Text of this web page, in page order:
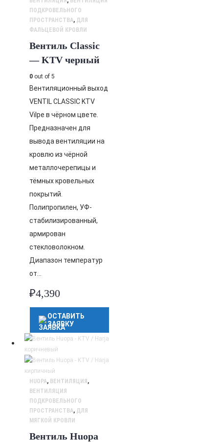
ПОДКРОВЕЛЬНОГО
ПРОСТРАНСТВА, ДЛЯ
ФАЛЬЦЕВОЙ КРОВЛИ
Вентиль Classic
— KTV черный
0 out of 5
Вентиляционный выход
VENTIL CLASSIC KTV
Vilpe в чёрном цвете.
Предназначен для
вывода вентиляции на
кровлю из чёрной
металлочерепицы и
тёмных кровельных
покрытий.
Полипропилен, УФ-
стабилизированный,
армирован
стекловолокном.
Диапазон температур
от…
₽4,390
ОСТАВИТЬ
ЗАЯВКУ
HUOPA, ВЕНТИЛЯЦИЯ,
ВЕНТИЛЯЦИЯ
ПОДКРОВЕЛЬНОГО
ПРОСТРАНСТВА, ДЛЯ
МЯГКОЙ КРОВЛИ
Вентиль Huopa